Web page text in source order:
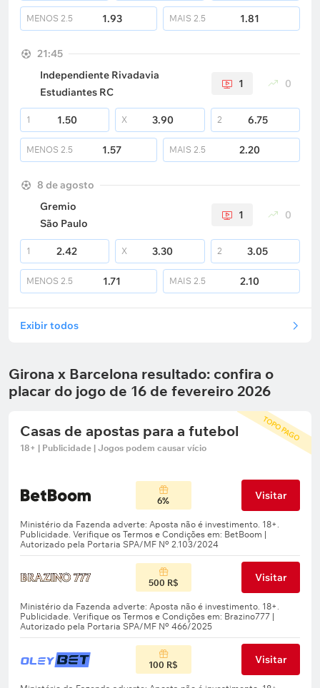
MENOS 2.5 1.93 MAIS 2.5 1.81
21:45
Independiente Rivadavia
Estudiantes RC
1 0
1 1.50 X 3.90 2 6.75
MENOS 2.5 1.57 MAIS 2.5 2.20
8 de agosto
Gremio
São Paulo
1 0
1 2.42 X 3.30 2 3.05
MENOS 2.5 1.71 MAIS 2.5 2.10
Exibir todos
Girona x Barcelona resultado: confira o
placar do jogo de 16 de fevereiro 2026
TOPO PAGO
Casas de apostas para a futebol
18+ | Publicidade | Jogos podem causar vício
6% Visitar
500 R$ Visitar
100 R$ Visitar